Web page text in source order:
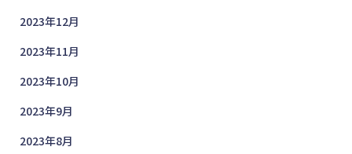
2023年12月
2023年11月
2023年10月
2023年9月
2023年8月